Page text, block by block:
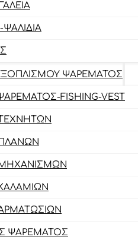
ΨΑΡΈΜΑΤΟΣ
FISHING-VEST
ΨΑΡΈΜΑΤΟΣ